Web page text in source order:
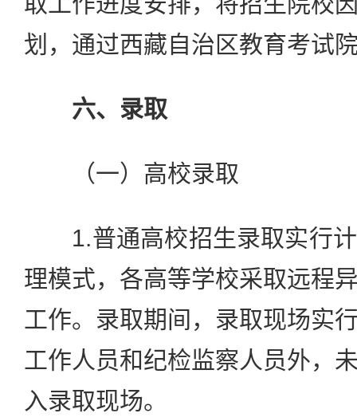
划，通过西藏自治区教育考试
六、录取
（一）高校录取
1.普通高校招生录取实行计
理模式，各高等学校采取远程
工作。录取期间，录取现场实
工作人员和纪检监察人员外，
入录取现场。